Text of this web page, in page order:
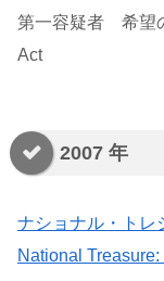
第一容疑者 希望
Act
2007
ナショナル・ト
National